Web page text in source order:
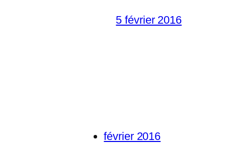
5 février 2016
février 2016